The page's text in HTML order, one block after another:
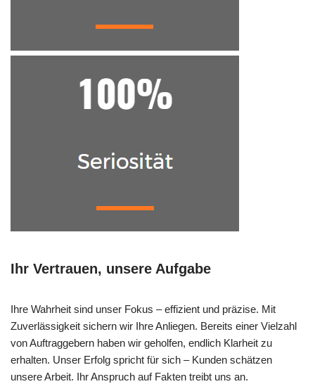
Ihr Vertrauen, unsere Aufgabe
Ihre Wahrheit sind unser Fokus – effizient und präzise. Mit
Zuverlässigkeit sichern wir Ihre Anliegen. Bereits einer Vielzahl
von Auftraggebern haben wir geholfen, endlich Klarheit zu
erhalten. Unser Erfolg spricht für sich – Kunden schätzen
unsere Arbeit. Ihr Anspruch auf Fakten treibt uns an.